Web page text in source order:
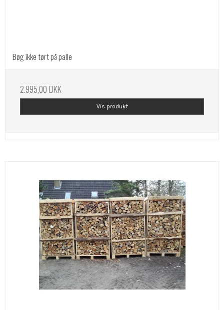
Bøg ikke tørt på palle
2.995,00 DKK
Vis produkt